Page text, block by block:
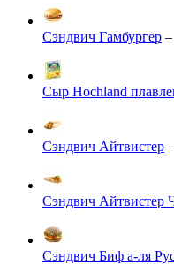
Сэндвич Гамбургер
Сыр Hochland
Сэндвич Айтвистер
Сэндвич Айтвистер
Сэндвич Биф а-ля